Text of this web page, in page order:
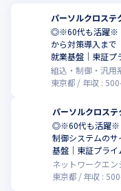
パーソルクロステ
◎※60代も活躍※
から対策導入まで
就業基盤｜東証プ
組込・制御・汎用
東京都
年収 : 500
パーソルクロス
◎※60代も活躍※
制御システムの
基盤｜東証プライ
ネットワークエン
東京都
年収 :500